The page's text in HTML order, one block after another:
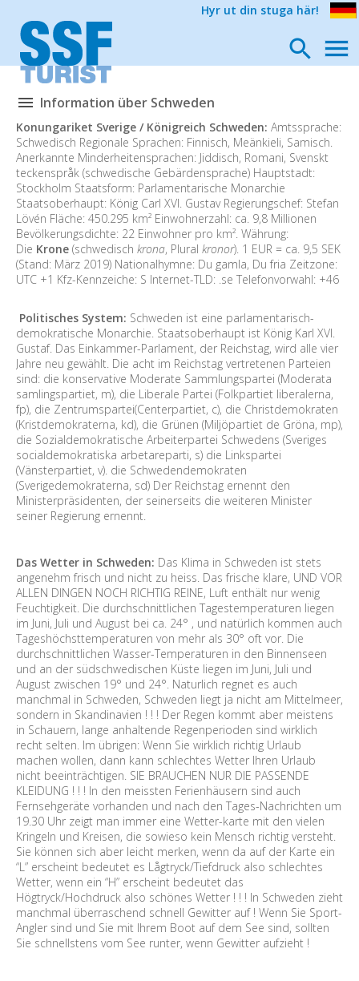
Hyr ut din stuga här!
Information über Schweden
Konungariket Sverige / Königreich Schweden: Amtssprache:
Schwedisch Regionale Sprachen: Finnisch, Meänkieli, Samisch.
Anerkannte Minderheitensprachen: Jiddisch, Romani, Svenskt
teckenspråk (schwedische Gebärdensprache) Hauptstadt:
Stockholm Staatsform: Parlamentarische Monarchie
Staatsoberhaupt: König Carl XVI. Gustav Regierungschef: Stefan
Lövén Fläche: 450.295 km² Einwohnerzahl: ca. 9,8 Millionen
Bevölkerungsdichte: 22 Einwohner pro km². Währung:
Die Krone (schwedisch krona, Plural kronor). 1 EUR = ca. 9,5 SEK
(Stand: März 2019) Nationalhymne: Du gamla, Du fria Zeitzone:
UTC +1 Kfz-Kennzeiche: S Internet-TLD: .se Telefonvorwahl: +46
Politisches System: Schweden ist eine parlamentarisch-
demokratische Monarchie. Staatsoberhaupt ist König Karl XVI.
Gustaf. Das Einkammer-Parlament, der Reichstag, wird alle vier
Jahre neu gewählt. Die acht im Reichstag vertretenen Parteien
sind: die konservative Moderate Sammlungspartei (Moderata
samlingspartiet, m), die Liberale Partei (Folkpartiet liberalerna,
fp), die Zentrumspartei(Centerpartiet, c), die Christdemokraten
(Kristdemokraterna, kd), die Grünen (Miljöpartiet de Gröna, mp),
die Sozialdemokratische Arbeiterpartei Schwedens (Sveriges
socialdemokratiska arbetareparti, s) die Linkspartei
(Vänsterpartiet, v). die Schwedendemokraten
(Sverigedemokraterna, sd) Der Reichstag ernennt den
Ministerpräsidenten, der seinerseits die weiteren Minister
seiner Regierung ernennt.
Das Wetter in Schweden: Das Klima in Schweden ist stets
angenehm frisch und nicht zu heiss. Das frische klare, UND VOR
ALLEN DINGEN NOCH RICHTIG REINE, Luft enthält nur wenig
Feuchtigkeit. Die durchschnittlichen Tagestemperaturen liegen
im Juni, Juli und August bei ca. 24° , und natürlich kommen auch
Tageshöchsttemperaturen von mehr als 30° oft vor. Die
durchschnittlichen Wasser-Temperaturen in den Binnenseen
und an der südschwedischen Küste liegen im Juni, Juli und
August zwischen 19° und 24°. Naturlich regnet es auch
manchmal in Schweden, Schweden liegt ja nicht am Mittelmeer,
sondern in Skandinavien ! ! ! Der Regen kommt aber meistens
in Schauern, lange anhaltende Regenperioden sind wirklich
recht selten. Im übrigen: Wenn Sie wirklich richtig Urlaub
machen wollen, dann kann schlechtes Wetter Ihren Urlaub
nicht beeinträchtigen. SIE BRAUCHEN NUR DIE PASSENDE
KLEIDUNG ! ! ! In den meissten Ferienhäusern sind auch
Fernsehgeräte vorhanden und nach den Tages-Nachrichten um
19.30 Uhr zeigt man immer eine Wetter-karte mit den vielen
Kringeln und Kreisen, die sowieso kein Mensch richtig versteht.
Sie können sich aber leicht merken, wenn da auf der Karte ein
“L” erscheint bedeutet es Lågtryck/Tiefdruck also schlechtes
Wetter, wenn ein “H” erscheint bedeutet das
Högtryck/Hochdruck also schönes Wetter ! ! ! In Schweden zieht
manchmal überraschend schnell Gewitter auf ! Wenn Sie Sport-
Angler sind und Sie mit Ihrem Boot auf dem See sind, sollten
Sie schnellstens vom See runter, wenn Gewitter aufzieht !